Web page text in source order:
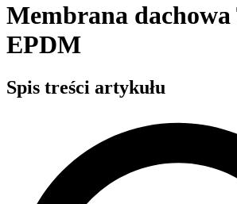
Membrana
EPDM
Spis treści artykułu